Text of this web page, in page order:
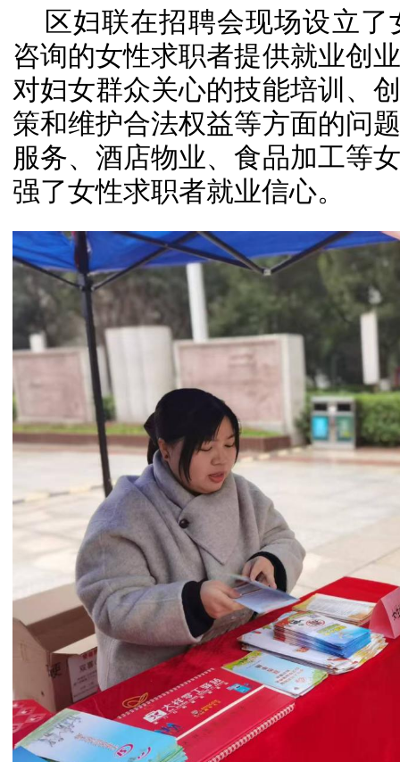
区妇联在招聘会现场设立
咨询的女性求职者提供就业创
对妇女群众关心的技能培训、
策和维护合法权益等方面的问
服务、酒店物业、食品加工等
强了女性求职者就业信心。